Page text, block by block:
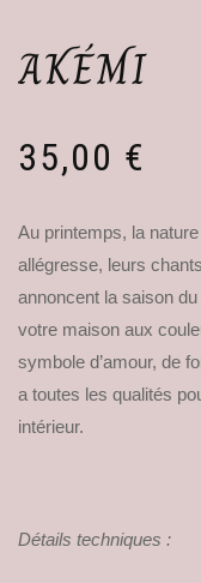
AKÉMI
35,00 €
Au printemps, la
allégresse, leurs
annoncent la saison
votre maison aux
symbole d’amour, de
a toutes les qualités
intérieur.
Détails techniques :